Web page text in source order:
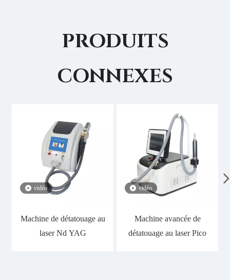
PRODUITS
CONNEXES
vidéo
Machine de détatouage au
laser Nd YAG
vidéo
Machine avancée de
détatouage au laser Pico